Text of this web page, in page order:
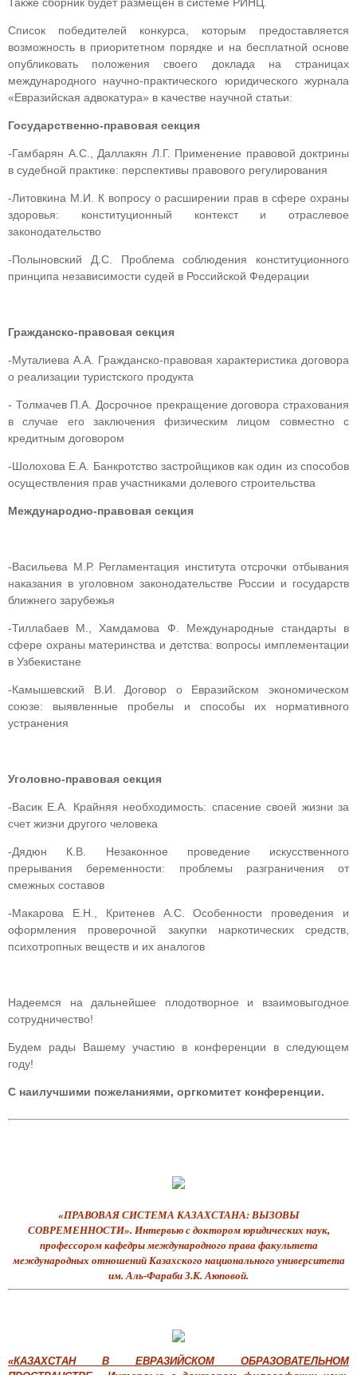
Список победителей конкурса, которым предоставляется
возможность в приоритетном порядке и на бесплатной основе
опубликовать положения своего доклада на страницах
международного научно-практического юридического журнала
«Евразийская адвокатура» в качестве научной статьи:
Государственно-правовая секция
-Гамбарян А.С., Даллакян Л.Г. Применение правовой доктрины
в судебной практике: перспективы правового регулирования
-Литовкина М.И. К вопросу о расширении прав в сфере охраны
здоровья: конституционный контекст и отраслевое
законодательство
-Полыновский Д.С. Проблема соблюдения конституционного
принципа независимости судей в Российской Федерации
Гражданско-правовая секция
-Муталиева А.А. Гражданско-правовая характеристика договора
о реализации туристского продукта
- Толмачев П.А. Досрочное прекращение договора страхования
в случае его заключения физическим лицом совместно с
кредитным договором
-Шолохова Е.А. Банкротство застройщиков как один из способов
осуществления прав участниками долевого строительства
Международно-правовая секция
-Васильева М.Р. Регламентация института отсрочки отбывания
наказания в уголовном законодательстве России и государств
ближнего зарубежья
-Тиллабаев М., Хамдамова Ф. Международные стандарты в
сфере охраны материнства и детства: вопросы имплементации
в Узбекистане
-Камышевский В.И. Договор о Евразийском экономическом
союзе: выявленные пробелы и способы их нормативного
устранения
Уголовно-правовая секция
-Васик Е.А. Крайняя необходимость: спасение своей жизни за
счет жизни другого человека
-Дядюн К.В. Незаконное проведение искусственного
прерывания беременности: проблемы разграничения от
смежных составов
-Макарова Е.Н., Критенев А.С. Особенности проведения и
оформления проверочной закупки наркотических средств,
психотропных веществ и их аналогов
Надеемся на дальнейшее плодотворное и взаимовыгодное
сотрудничество!
Будем рады Вашему участию в конференции в следующем
году!
С наилучшими пожеланиями, оргкомитет конференции.
«ПРАВОВАЯ СИСТЕМА КАЗАХСТАНА: ВЫЗОВЫ
СОВРЕМЕННОСТИ». Интервью сдоктором юридических наук,
профессором кафедры международного права факультета
международных отношений Казахского национального университета
им. Аль-Фараби З.К. Аюповой.
«КАЗАХСТАН В ЕВРАЗИЙСКОМ ОБРАЗОВАТЕЛЬНОМ